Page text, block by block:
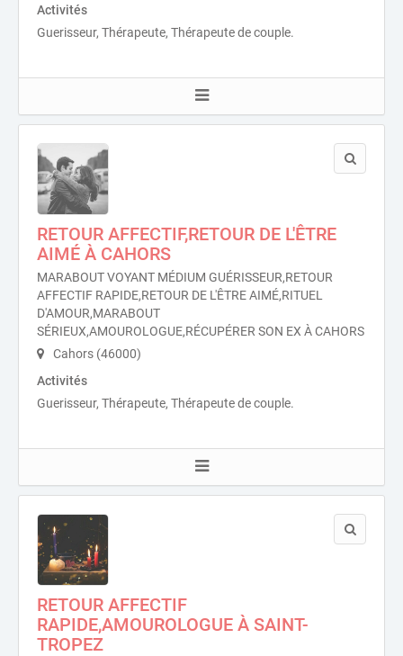
Activités
Guerisseur, Thérapeute, Thérapeute de couple.
RETOUR AFFECTIF,RETOUR DE L'ÊTRE
AIMÉ À CAHORS
MARABOUT VOYANT MÉDIUM GUÉRISSEUR,RETOUR
AFFECTIF RAPIDE,RETOUR DE L'ÊTRE AIMÉ,RITUEL
D'AMOUR,MARABOUT
SÉRIEUX,AMOUROLOGUE,RÉCUPÉRER SON EX À CAHORS
Cahors (46000)
Activités
Guerisseur, Thérapeute, Thérapeute de couple.
RETOUR AFFECTIF
RAPIDE,AMOUROLOGUE À SAINT-
TROPEZ